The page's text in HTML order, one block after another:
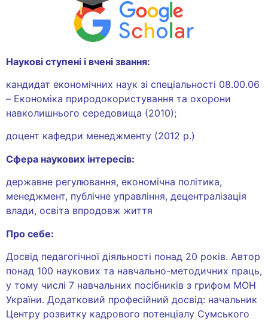
Наукові ступені і вчені звання:
кандидат економічних наук зі спеціальності 08.00.06
– Економіка природокористування та охорони
навколишнього середовища (2010);
доцент кафедри менеджменту (2012 р.)
Сфера наукових інтересів:
державне регулювання, економічна політика,
менеджмент, публічне управління, децентралізація
влади, освіта впродовж життя
Про себе:
Досвід педагогічної діяльності понад 20 років. Автор
понад 100 наукових та навчально-методичних праць,
у тому числі 7 навчальних посібників з грифом МОН
України. Додатковий професійний досвід: начальник
Центру розвитку кадрового потенціалу Сумського